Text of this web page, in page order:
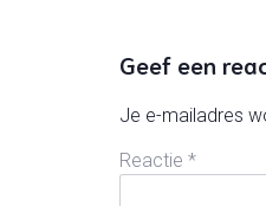
Geef een
Je e-mailadres
Reactie *